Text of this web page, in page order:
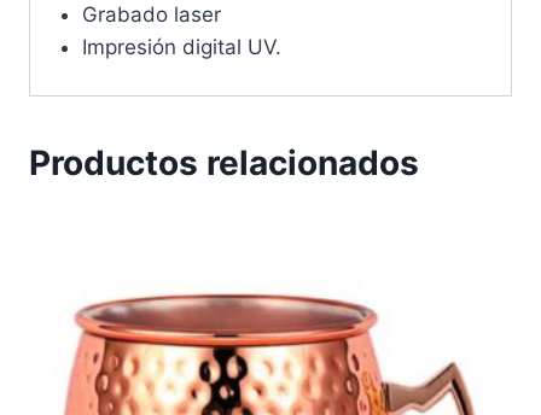
Grabado laser
Impresión digital UV.
Productos relacionados